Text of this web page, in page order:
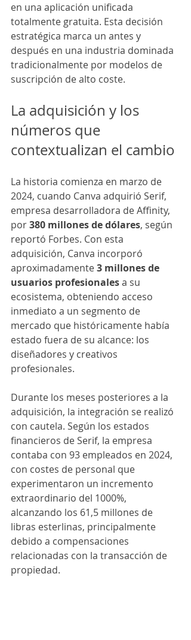
en una aplicación unificada
totalmente gratuita. Esta decisión
estratégica marca un antes y
después en una industria dominada
tradicionalmente por modelos de
suscripción de alto coste.
La adquisición y los
números que
contextualizan el cambio
La historia comienza en marzo de
2024, cuando Canva adquirió Serif,
empresa desarrolladora de Affinity,
por 380 millones de dólares, según
reportó Forbes. Con esta
adquisición, Canva incorporó
aproximadamente 3 millones de
usuarios profesionales a su
ecosistema, obteniendo acceso
inmediato a un segmento de
mercado que históricamente había
estado fuera de su alcance: los
diseñadores y creativos
profesionales.
Durante los meses posteriores a la
adquisición, la integración se realizó
con cautela. Según los estados
financieros de Serif, la empresa
contaba con 93 empleados en 2024,
con costes de personal que
experimentaron un incremento
extraordinario del 1000%,
alcanzando los 61,5 millones de
libras esterlinas, principalmente
debido a compensaciones
relacionadas con la transacción de
propiedad.